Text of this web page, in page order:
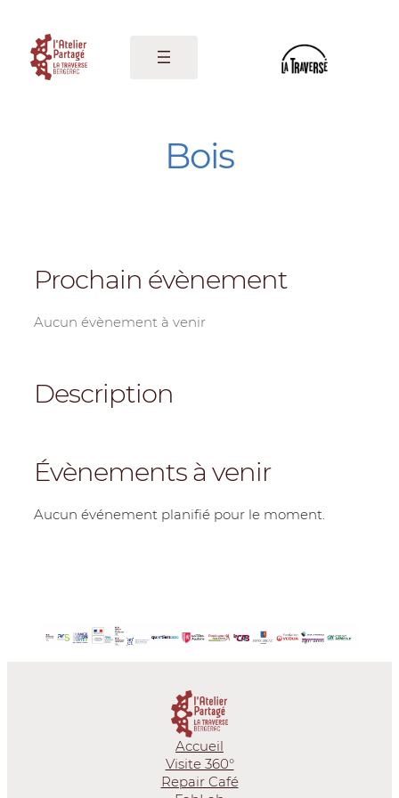
contenu
Bois
Prochain évènement
Aucun évènement à venir
Description
Évènements à venir
Aucun événement planifié pour le moment.
Accueil
Visite 360°
Repair Café